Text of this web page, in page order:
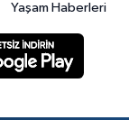
Yaşam Haberleri